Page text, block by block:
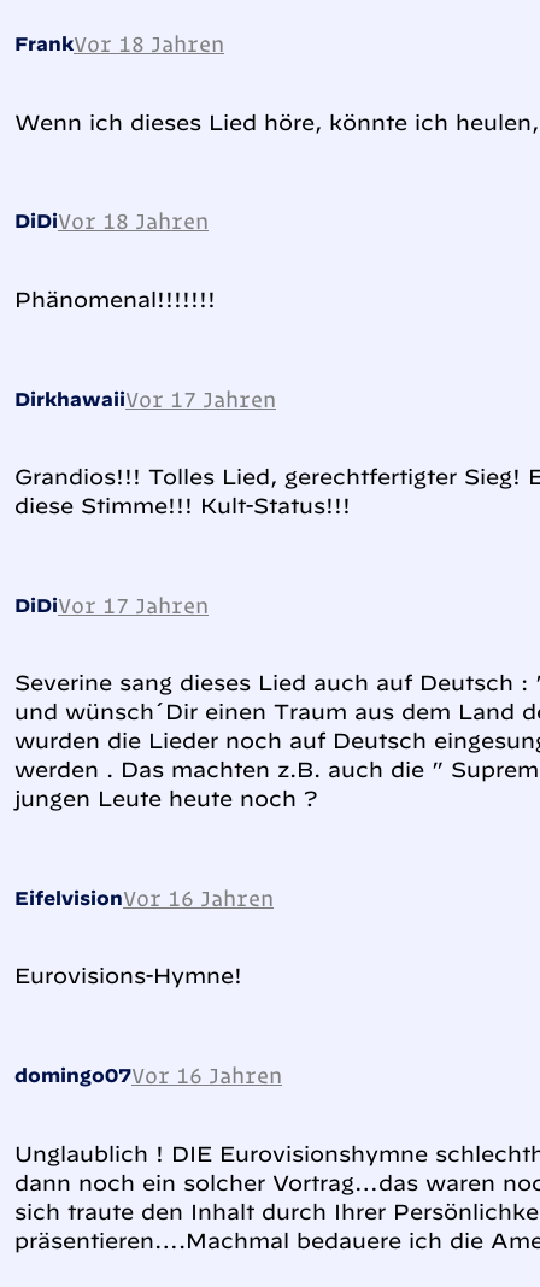
FrankVor 18 Jahren
Wenn ich dieses Lied höre, könnte ich
DiDiVor 18 Jahren
Phänomenal!!!!!!!
DirkhawaiiVor 17 Jahren
Grandios!!! Tolles Lied, gerechtfertigter Sieg!
diese Stimme!!! Kult-Status!!!
DiDiVor 17 Jahren
Severine sang dieses Lied auch auf Deutsch :
und wünsch´Dir einen Traum aus dem Land
wurden die Lieder noch auf Deutsch
werden . Das machten z.B. auch die ”
jungen Leute heute noch ?
EifelvisionVor 16 Jahren
Eurovisions-Hymne!
domingo07Vor 16 Jahren
Unglaublich ! DIE Eurovisionshymne
dann noch ein solcher Vortrag…das waren
sich traute den Inhalt durch Ihrer
präsentieren….Machmal bedauere ich die